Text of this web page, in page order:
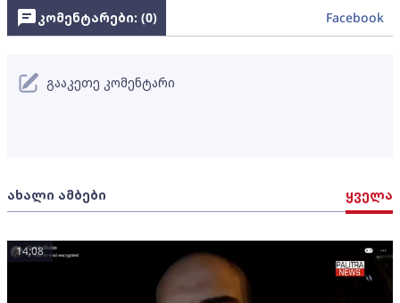
ახალი ამბები ყველა
14:08
კომენტარები: (0) Facebook
გააკეთე კომენტარი